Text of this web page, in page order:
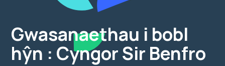
Gwasanaethau i bobl
hŷn : Cyngor Sir Benfro